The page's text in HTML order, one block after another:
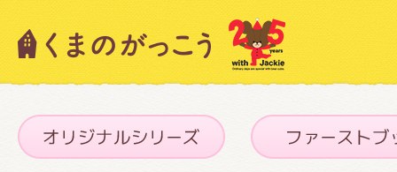
キャラクター紹介
ニュース